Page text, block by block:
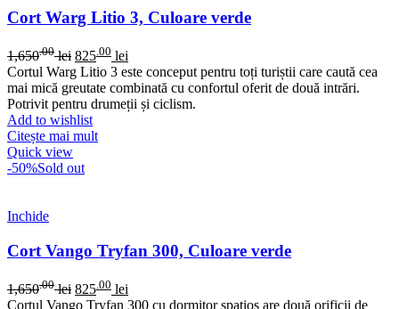
Cort Warg Litio 3, Culoare verde
1,650.00 lei 825.00 lei
Cortul Warg Litio 3 este conceput pentru toți turiștii care caută cea
mai mică greutate combinată cu confortul oferit de două intrări.
Potrivit pentru drumeții și ciclism.
Add to wishlist
Citește mai mult
Quick view
-50%Sold out
Inchide
Cort Vango Tryfan 300, Culoare verde
1,650.00 lei 825 .00 lei
Cortul Vango Tryfan 300 cu dormitor spațios are două orificii de